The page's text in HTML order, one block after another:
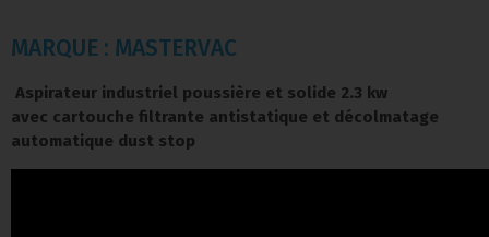
MARQUE : MASTERVAC
Aspirateur industriel poussière et solide 2.3 kw
avec cartouche filtrante antistatique et décolmatage
automatique dust stop